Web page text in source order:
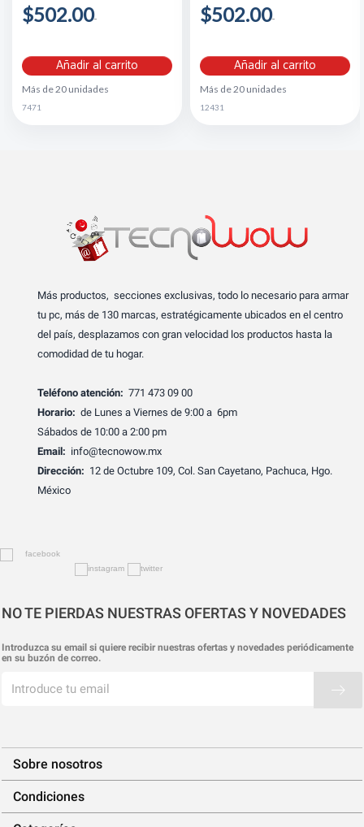
$502.00
Añadir al carrito
Más de 20 unidades
7471
$502.00
Añadir al carrito
Más de 20 unidades
12431
Más productos, secciones exclusivas, todo lo necesario para armar
tu pc, más de 130 marcas, estratégicamente ubicados en el centro
del país, desplazamos con gran velocidad los productos hasta la
comodidad de tu hogar.
Teléfono atención: 771 473 09 00
Horario: de Lunes a Viernes de 9:00 a 6pm
Sábados de 10:00 a 2:00 pm
Email: info@tecnowow.mx
Dirección: 12 de Octubre 109, Col. San Cayetano, Pachuca, Hgo.
México
NO TE PIERDAS NUESTRAS OFERTAS Y NOVEDADES
Introduzca su email si quiere recibir nuestras ofertas y novedades periódicamente
en su buzón de correo.
Sobre nosotros
Condiciones